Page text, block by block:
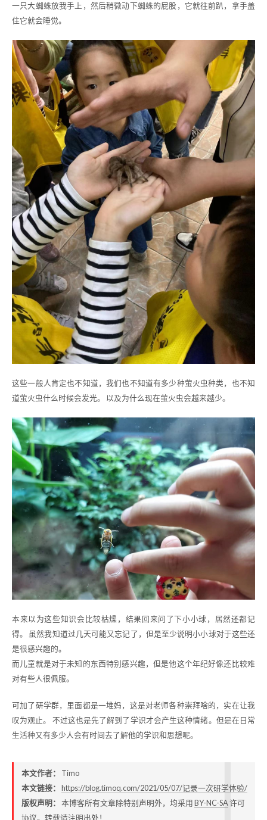
一只大蜘蛛放我手上，然后稍微动下蜘蛛的屁股，它就往前趴，拿手盖
住它就会睡觉。
这些一般人肯定也不知道，我们也不知道有多少种萤火虫种类，也不知
道萤火虫什么时候会发光。 以及为什么现在萤火虫会越来越少。
本来以为这些知识会比较枯燥，结果回来问了下小小球，居然还都记
得。 虽然我知道过几天可能又忘记了，但是至少说明小小球对于这些还
是很感兴趣的。
而儿童就是对于未知的东西特别感兴趣，但是他这个年纪好像还比较难
对有些人很佩服。
可加了研学群，里面都是一堆妈，这是对老师各种崇拜啥的，实在让我
叹为观止。 不过这也是先了解到了学识才会产生这种情绪。但是在日常
生活种又有多少人会有时间去了解他的学识和思想呢。
本文作者： Timo
本文链接：
https://blog.timoq.com/2021/05/07/记录一次研学体验/
版权声明： 本博客所有文章除特别声明外，均采用BY-NC-SA许可
协议。转载请注明出处！